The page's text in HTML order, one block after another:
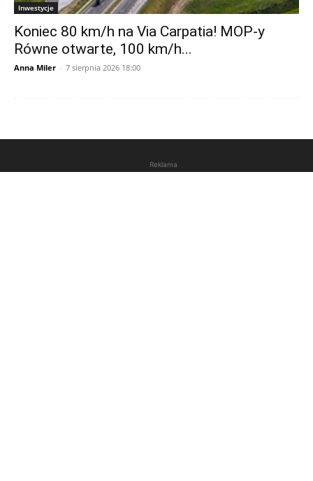
Inwestycje
Koniec 80 km/h na Via Carpatia! MOP-y
Równe otwarte, 100 km/h...
Anna Miler - 7 sierpnia 2026 18:00
Reklama